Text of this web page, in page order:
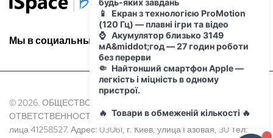
Мы в социальных сетях:
© 2026. ОБЩЕСТВО С ОГРАНИЧЕННОЙ
ОТВЕТСТВЕННОСТЬЮ "АЙ ОН" Идентификационный код Юр.
лица 41258527. Адрес: 03061, г. Киев, улица Газовая, 30 Тел: